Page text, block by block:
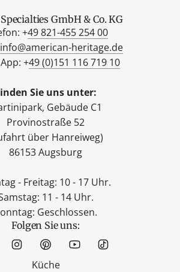
GmbH & Co. KG
+49 821-455 254 00
info@american-heritage.de
+49 (0)151 116 719 10
Sie uns unter:
Gebäude C1
Provinostraße 52
über Hanreiweg)
86153 Augsburg
- Freitag: 10 - 17 Uhr.
11 - 14 Uhr.
Geschlossen.
Folgen Sie uns:
Küche